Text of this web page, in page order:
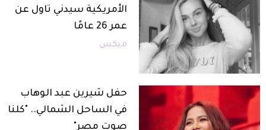
الأمريكية سيدني تاول عن
عمر 26 عامًا
ميكس
حفل شيرين عبد الوهاب
في الساحل الشمالي.. "كلنا
صوت مصر"